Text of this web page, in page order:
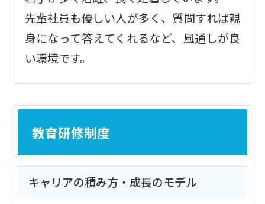
先輩社員も優しい人が多く、質問すれば親
身になって答えてくれるなど、風通しが良
い環境です。
教育研修制度
キャリアの積み方・成長のモデル